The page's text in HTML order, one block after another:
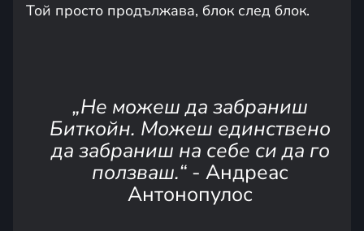
Той просто продължава, блок след блок.
„Не можеш да забраниш
Биткойн. Можеш единствено
да забраниш на себе си да го
ползваш.“ - Андреас
Антонопулос